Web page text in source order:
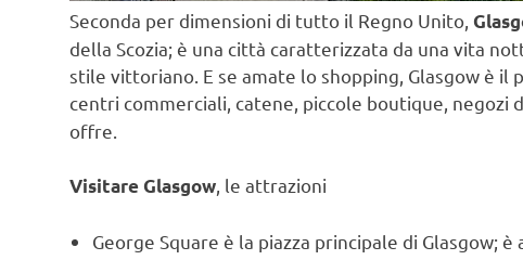
Seconda per dimensioni di tutto il Regno Unito,
della Scozia; è una città caratterizzata da una vita
stile vittoriano. E se amate lo shopping, Glasgow è
centri commerciali, catene, piccole boutique, negozi
offre.
Visitare Glasgow, le attrazioni
George Square è la piazza principale di Glasgow;